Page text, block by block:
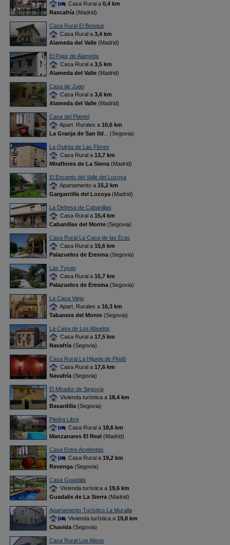
Casa Rural a 0,4 km
Rascafría(Madrid)
Casa Rural El Bosque
Casa Rural a 3,4 km
Alameda del Valle(Madrid)
El Pajar de Alameda
Casa Rural a 3,5 km
Alameda del Valle(Madrid)
Casa de Juan
Casa Rural a 3,6 km
Alameda del Valle(Madrid)
Casa del Plantel
Apart. Rurales a 10,6 km
La Granja de San Ild ... (Segovia)
La Quinta de Las Flores
Casa Rural a 13,7 km
Miraflores de La Sierra(Madrid)
El Encanto del Valle del Lozoya
Apartamento a 15,2 km
Gargantilla del Lozoya(Madrid)
La Dehesa de Cabanillas
Casa Rural a 15,4 km
Cabanillas del Monte(Segovia)
Casa Rural La Casa de las Eras
Casa Rural a 15,6 km
Palazuelos de Eresma(Segovia)
Las Tuyas
Casa Rural a 15,7 km
Palazuelos de Eresma(Segovia)
La Casa Vieja
Apart. Rurales a 16,3 km
Tabanera del Monte(Segovia)
La Casa de Los Abuelos
Casa Rural a 17,5 km
Navafría(Segovia)
Casa Rural La Hijuela de Pindó
Casa Rural a 17,6 km
Navafría(Segovia)
El Mirador de Segovia
Vivienda turística a 18,4 km
Basardilla(Segovia)
Piedra Libre
Casa Rural a 18,6 km
Manzanares El Real(Madrid)
Casa Entre Acebedas
Casa Rural a 19,2 km
Revenga(Segovia)
Casa Guadalix
Vivienda turística a 19,6 km
Guadalix de La Sierra(Madrid)
Apartamento Turístico La Muralla
Vivienda turística a 19,8 km
Chavida(Segovia)
Casa Rural Los Alisos